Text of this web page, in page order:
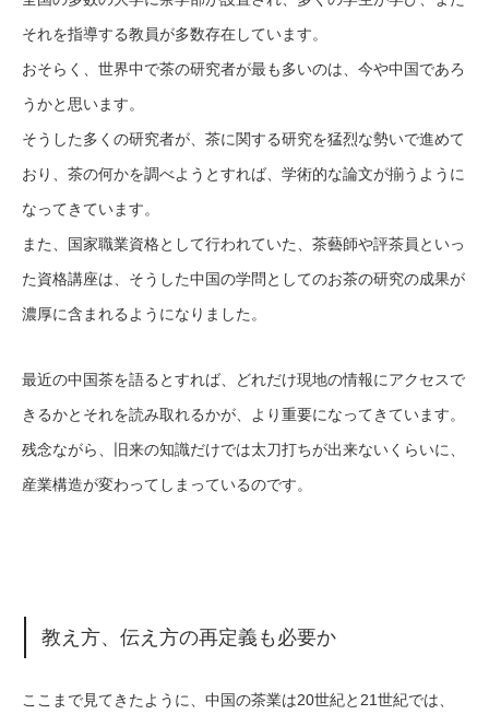
それを指導する教員が多数存在しています。
おそらく、世界中で茶の研究者が最も多いのは、今や中国であろ
うかと思います。
そうした多くの研究者が、茶に関する研究を猛烈な勢いで進めて
おり、茶の何かを調べようとすれば、学術的な論文が揃うように
なってきています。
また、国家職業資格として行われていた、茶藝師や評茶員といっ
た資格講座は、そうした中国の学問としてのお茶の研究の成果が
濃厚に含まれるようになりました。
最近の中国茶を語るとすれば、どれだけ現地の情報にアクセスで
きるかとそれを読み取れるかが、より重要になってきています。
残念ながら、旧来の知識だけでは太刀打ちが出来ないくらいに、
産業構造が変わってしまっているのです。
教え方、伝え方の再定義も必要か
ここまで見てきたように、中国の茶業は20世紀と21世紀では、